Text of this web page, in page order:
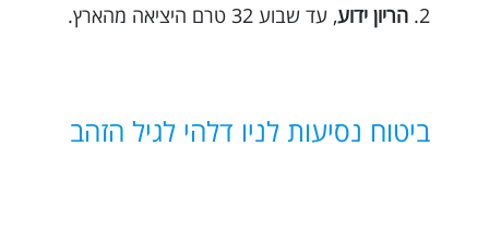
2. הריון ידוע, עד שבוע 32 טרם היציאה מהארץ.
ביטוח נסיעות לניו דלהי לגיל הזהב